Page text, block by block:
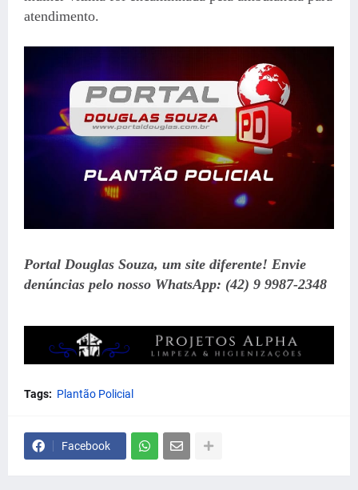
atendimento.
Portal Douglas Souza, um site diferente! Envie
denúncias pelo nosso WhatsApp: (42) 9 9987-2348
Tags: Plantão Policial
Facebook